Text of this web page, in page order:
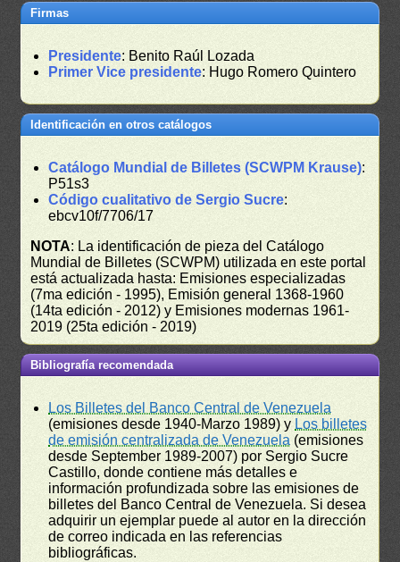
Firmas
Presidente: Benito Raúl Lozada
Primer Vice presidente: Hugo Romero Quintero
Identificación en otros catálogos
Catálogo Mundial de Billetes (SCWPM Krause):
P51s3
Código cualitativo de Sergio Sucre:
ebcv10f/7706/17
NOTA: La identificación de pieza del Catálogo
Mundial de Billetes (SCWPM) utilizada en este portal
está actualizada hasta: Emisiones especializadas
(7ma edición - 1995), Emisión general 1368-1960
(14ta edición - 2012) y Emisiones modernas 1961-
2019 (25ta edición - 2019)
Bibliografía recomendada
Los Billetes del Banco Central de Venezuela
(emisiones desde 1940-Marzo 1989) y Los billetes
de emisión centralizada de Venezuela (emisiones
desde September 1989-2007) por Sergio Sucre
Castillo, donde contiene más detalles e
información profundizada sobre las emisiones de
billetes del Banco Central de Venezuela. Si desea
adquirir un ejemplar puede al autor en la dirección
de correo indicada en las referencias
bibliográficas.